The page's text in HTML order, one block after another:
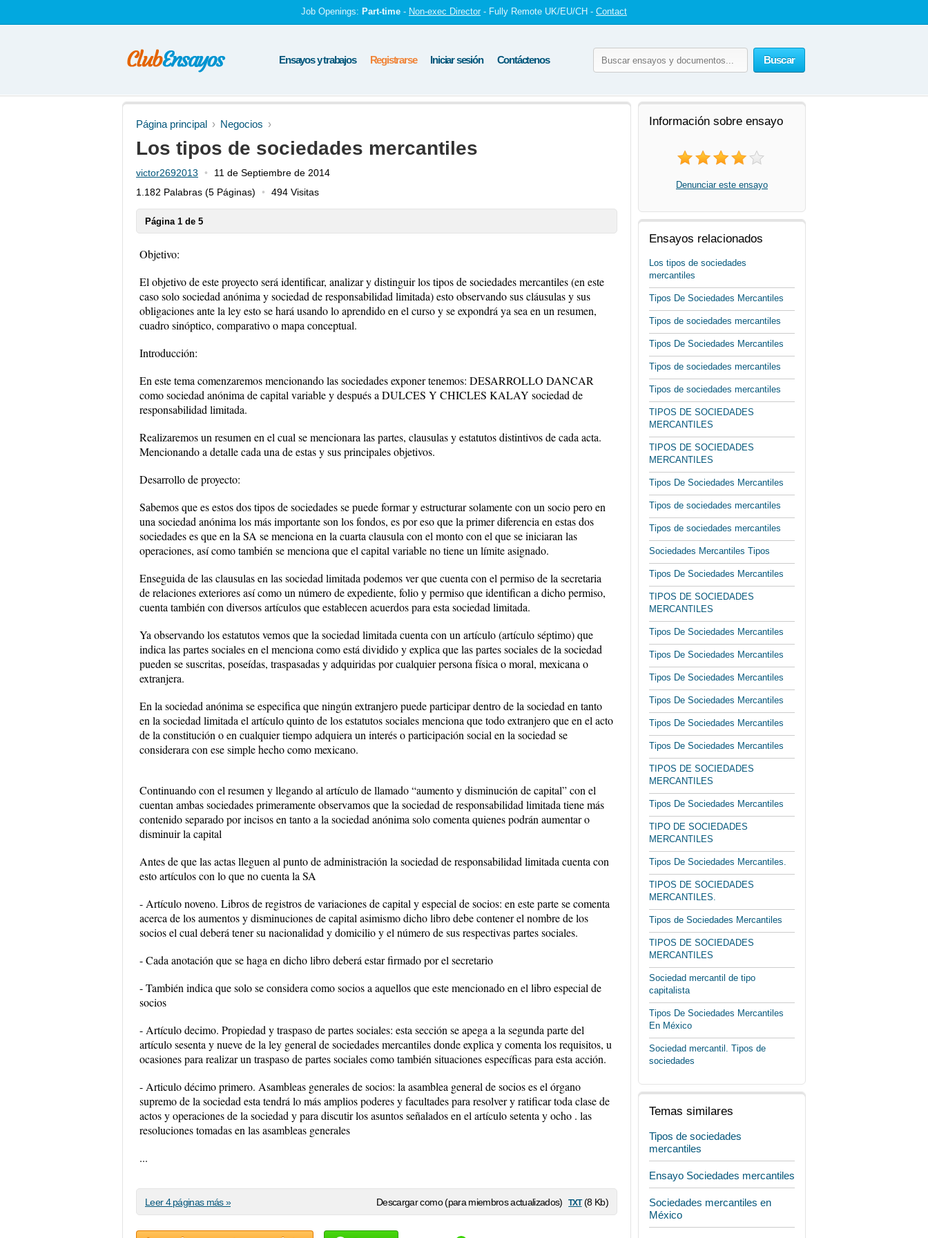
Job Openings: Part-time - Non-exec Director - Fully Remote UK/EU/CH - Contact
Buscar
Ensayos y trabajos Registrarse Iniciar sesión Contáctenos
Página principal Negocios
Los tipos de sociedades mercantiles
victor2692013
11 de Septiembre de 2014
1.182 Palabras (5 Páginas) 494 Visitas
Página 1 de 5
Objetivo:
El objetivo de este proyecto será identificar, analizar y distinguir los tipos de sociedades mercantiles (en este
caso solo sociedad anónima y sociedad de responsabilidad limitada) esto observando sus cláusulas y sus
obligaciones ante la ley esto se hará usando lo aprendido en el curso y se expondrá ya sea en un resumen,
cuadro sinóptico, comparativo o mapa conceptual.
Introducción:
En este tema comenzaremos mencionando las sociedades exponer tenemos: DESARROLLO DANCAR
como sociedad anónima de capital variable y después a DULCES Y CHICLES KALAY sociedad de
responsabilidad limitada.
Realizaremos un resumen en el cual se mencionara las partes, clausulas y estatutos distintivos de cada acta.
Mencionando a detalle cada una de estas y sus principales objetivos.
Desarrollo de proyecto:
Sabemos que es estos dos tipos de sociedades se puede formar y estructurar solamente con un socio pero en
una sociedad anónima los más importante son los fondos, es por eso que la primer diferencia en estas dos
sociedades es que en la SA se menciona en la cuarta clausula con el monto con el que se iniciaran las
operaciones, así como también se menciona que el capital variable no tiene un límite asignado.
Enseguida de las clausulas en las sociedad limitada podemos ver que cuenta con el permiso de la secretaria
de relaciones exteriores así como un número de expediente, folio y permiso que identifican a dicho permiso,
cuenta también con diversos artículos que establecen acuerdos para esta sociedad limitada.
Ya observando los estatutos vemos que la sociedad limitada cuenta con un artículo (artículo séptimo) que
indica las partes sociales en el menciona como está dividido y explica que las partes sociales de la sociedad
pueden se suscritas, poseídas, traspasadas y adquiridas por cualquier persona física o moral, mexicana o
extranjera.
En la sociedad anónima se especifica que ningún extranjero puede participar dentro de la sociedad en tanto
en la sociedad limitada el artículo quinto de los estatutos sociales menciona que todo extranjero que en el acto
de la constitución o en cualquier tiempo adquiera un interés o participación social en la sociedad se
considerara con ese simple hecho como mexicano.
Continuando con el resumen y llegando al artículo de llamado “aumento y disminución de capital” con el
cuentan ambas sociedades primeramente observamos que la sociedad de responsabilidad limitada tiene más
contenido separado por incisos en tanto a la sociedad anónima solo comenta quienes podrán aumentar o
disminuir la capital
Antes de que las actas lleguen al punto de administración la sociedad de responsabilidad limitada cuenta con
esto artículos con lo que no cuenta la SA
- Artículo noveno. Libros de registros de variaciones de capital y especial de socios: en este parte se comenta
acerca de los aumentos y disminuciones de capital asimismo dicho libro debe contener el nombre de los
socios el cual deberá tener su nacionalidad y domicilio y el número de sus respectivas partes sociales.
- Cada anotación que se haga en dicho libro deberá estar firmado por el secretario
- También indica que solo se considera como socios a aquellos que este mencionado en el libro especial de
socios
- Artículo decimo. Propiedad y traspaso de partes sociales: esta sección se apega a la segunda parte del
artículo sesenta y nueve de la ley general de sociedades mercantiles donde explica y comenta los requisitos, u
ocasiones para realizar un traspaso de partes sociales como también situaciones específicas para esta acción.
- Articulo décimo primero. Asambleas generales de socios: la asamblea general de socios es el órgano
supremo de la sociedad esta tendrá lo más amplios poderes y facultades para resolver y ratificar toda clase de
actos y operaciones de la sociedad y para discutir los asuntos señalados en el artículo setenta y ocho . las
resoluciones tomadas en las asambleas generales
...
Descargar como (para miembros actualizados) txt(8 Kb)
Leer 4 páginas más »
Información sobre ensayo
Denunciar este ensayo
Ensayos relacionados
Los tipos de sociedades
mercantiles
Tipos De Sociedades Mercantiles
Tipos de sociedades mercantiles
Tipos De Sociedades Mercantiles
Tipos de sociedades mercantiles
Tipos de sociedades mercantiles
TIPOS DE SOCIEDADES
MERCANTILES
TIPOS DE SOCIEDADES
MERCANTILES
Tipos De Sociedades Mercantiles
Tipos de sociedades mercantiles
Tipos de sociedades mercantiles
Sociedades Mercantiles Tipos
Tipos De Sociedades Mercantiles
TIPOS DE SOCIEDADES
MERCANTILES
Tipos De Sociedades Mercantiles
Tipos De Sociedades Mercantiles
Tipos De Sociedades Mercantiles
Tipos De Sociedades Mercantiles
Tipos De Sociedades Mercantiles
Tipos De Sociedades Mercantiles
TIPOS DE SOCIEDADES
MERCANTILES
Tipos De Sociedades Mercantiles
TIPO DE SOCIEDADES
MERCANTILES
Tipos De Sociedades Mercantiles.
TIPOS DE SOCIEDADES
MERCANTILES.
Tipos de Sociedades Mercantiles
TIPOS DE SOCIEDADES
MERCANTILES
Sociedad mercantil de tipo
capitalista
Tipos De Sociedades Mercantiles
En México
Sociedad mercantil. Tipos de
sociedades
Temas similares
Tipos de sociedades
mercantiles
Ensayo Sociedades mercantiles
Sociedades mercantiles en
México